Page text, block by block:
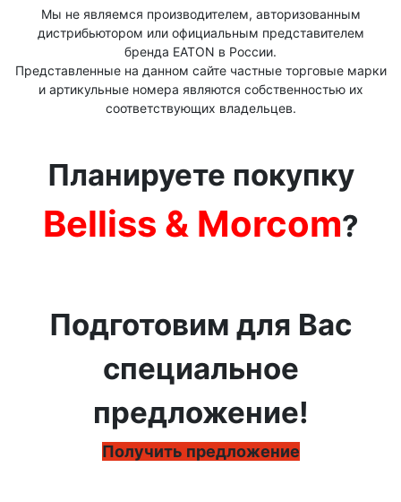
Мы не являемся производителем, авторизованным
дистрибьютором или официальным представителем
бренда ЕАТОN в России.
Представленные на данном сайте частные торговые марки
и артикульные номера являются собственностью их
соответствующих владельцев.
Планируете покупку
Belliss & Morcom?
Подготовим для Вас
специальное
предложение!
Получить предложение